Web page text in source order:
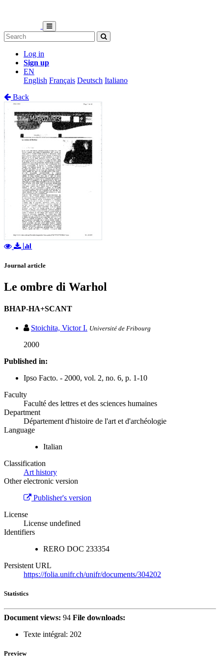
Log in
Sign up
EN
English Français Deutsch Italiano
Back
Journal article
Le ombre di Warhol
BHAP-HA+SCANT
Stoichita, Victor I. Université de Fribourg
2000
Published in:
Ipso Facto. - 2000, vol. 2, no. 6, p. 1-10
Faculty
Faculté des lettres et des sciences humaines
Department
Département d'histoire de l'art et d'archéologie
Language
Italian
Classification
Art history
Other electronic version
Publisher's version
License
License undefined
Identifiers
RERO DOC 233354
Persistent URL
https://folia.unifr.ch/unifr/documents/304202
Statistics
Document views: 94 File downloads:
Texte intégral: 202
Preview